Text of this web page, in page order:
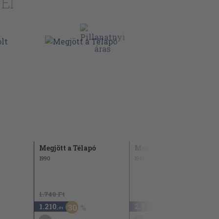
Megjött a Télapó
1990
1.740 Ft
1.210 ,-Ft 30
Mesebolt